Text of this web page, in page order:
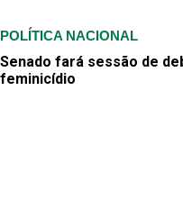
POLÍTICA NACIONAL
Senado fará sessão de
feminicídio